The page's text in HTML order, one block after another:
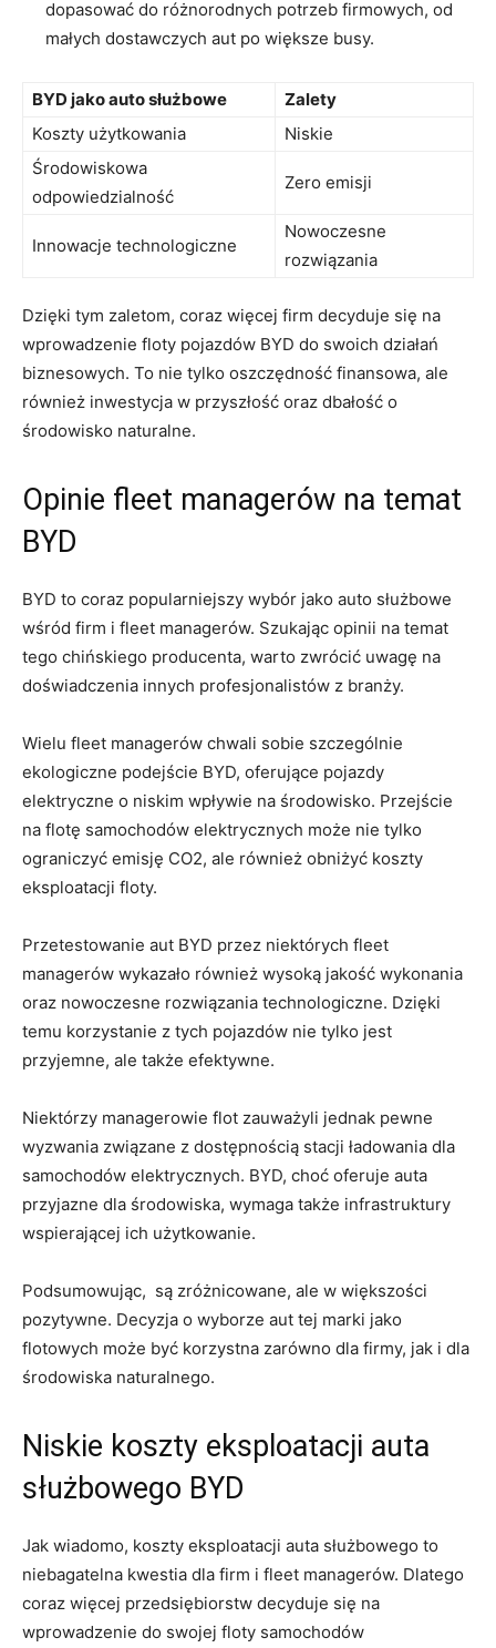
dopasować do różnorodnych‌ potrzeb firmowych, od
małych dostawczych aut po większe busy.
BYD jako auto służbowe
Zalety
Koszty użytkowania
Niskie
Środowiskowa
‍odpowiedzialność
Zero emisji
Innowacje technologiczne
Nowoczesne
rozwiązania
Dzięki tym zaletom, coraz więcej firm decyduje się na
wprowadzenie floty⁤ pojazdów BYD do swoich⁢ działań
biznesowych. To nie‌ tylko oszczędność finansowa, ale
również inwestycja w przyszłość oraz⁤ dbałość o
środowisko‍ naturalne.
Opinie fleet managerów na temat​
BYD
BYD to coraz popularniejszy wybór‍ jako ​auto służbowe ​
wśród firm i‍ fleet managerów. Szukając opinii na temat‌
tego ‌chińskiego producenta, warto zwrócić ‍uwagę na⁣
doświadczenia innych profesjonalistów z branży.
Wielu fleet ⁤managerów⁤ chwali sobie szczególnie
ekologiczne podejście BYD, oferujące pojazdy
elektryczne o niskim wpływie na środowisko. Przejście
na ⁢flotę ⁣samochodów elektrycznych może nie tylko
ograniczyć emisję CO2,‌ ale również obniżyć koszty
eksploatacji floty.
Przetestowanie aut BYD przez niektórych fleet
managerów wykazało również wysoką⁢ jakość wykonania
oraz⁣ nowoczesne‍ rozwiązania technologiczne. Dzięki
temu korzystanie ⁢z tych pojazdów nie tylko jest
przyjemne, ale ‌także efektywne.
Niektórzy managerowie flot zauważyli jednak pewne
wyzwania związane z ‍dostępnością stacji ładowania‌ dla
samochodów elektrycznych. BYD, choć oferuje auta
przyjazne dla środowiska, wymaga także infrastruktury
wspierającej⁣ ich użytkowanie.
Podsumowując, ⁤ są zróżnicowane, ale w większości
pozytywne. Decyzja o wyborze aut ⁤tej marki jako
flotowych może być korzystna‌ zarówno dla firmy, jak ‌i dla
⁣środowiska ⁤naturalnego.
Niskie koszty eksploatacji auta
służbowego ‍BYD
Jak wiadomo, koszty eksploatacji auta służbowego to
niebagatelna kwestia ​dla​ firm‍ i fleet managerów. Dlatego
coraz więcej przedsiębiorstw decyduje się na
wprowadzenie ‌do swojej floty samochodów